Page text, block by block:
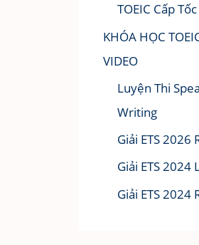
TOEIC Cấp
KHÓA HỌC
VIDEO
Luyện Thi
Writing
Giải ETS 2026
Giải ETS 2024
Giải ETS 2024